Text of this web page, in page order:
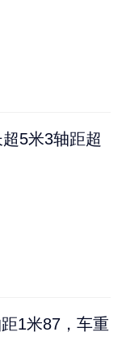
5米3轴距超
1米87，车重